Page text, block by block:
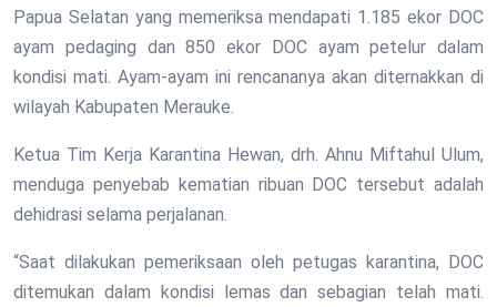
Papua Selatan yang memeriksa mendapati 1.185 ekor DOC
ayam pedaging dan 850 ekor DOC ayam petelur dalam
kondisi mati. Ayam-ayam ini rencananya akan diternakkan di
wilayah Kabupaten Merauke.
Ketua Tim Kerja Karantina Hewan, drh. Ahnu Miftahul Ulum,
menduga penyebab kematian ribuan DOC tersebut adalah
dehidrasi selama perjalanan.
“Saat dilakukan pemeriksaan oleh petugas karantina, DOC
ditemukan dalam kondisi lemas dan sebagian telah mati.